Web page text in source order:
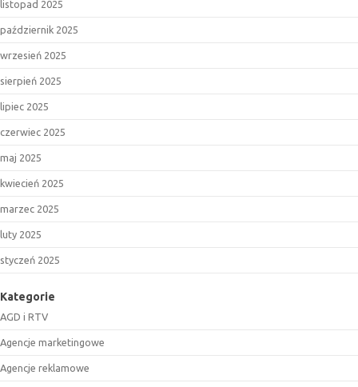
listopad 2025
październik 2025
wrzesień 2025
sierpień 2025
lipiec 2025
czerwiec 2025
maj 2025
kwiecień 2025
marzec 2025
luty 2025
styczeń 2025
Kategorie
AGD i RTV
Agencje marketingowe
Agencje reklamowe